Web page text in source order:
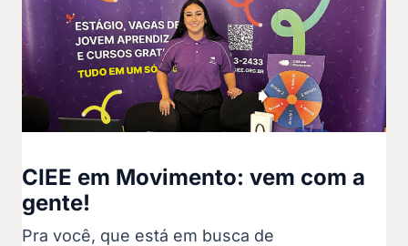
CIEE em Movimento: vem com a
gente!
Pra você, que está em busca de